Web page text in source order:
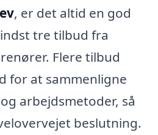
, er det altid en god
tre tilbud fra
Flere tilbud
for at sammenligne
arbejdsmetoder, så
beslutning.